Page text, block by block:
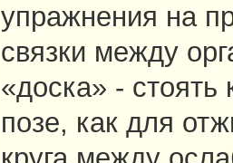
упражнения на
связки между
«доска» -
позе, как для